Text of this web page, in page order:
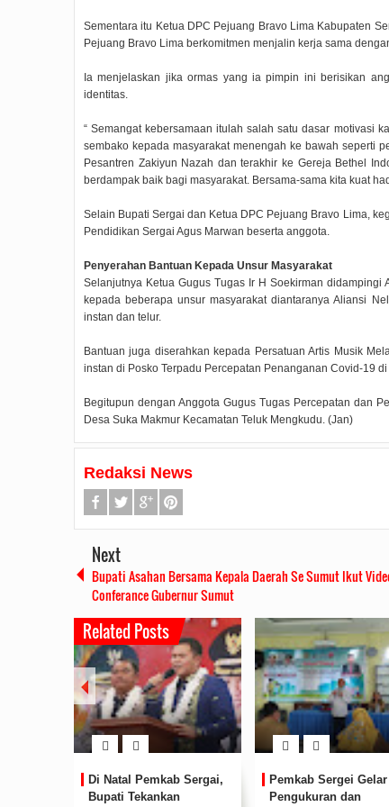
Sementara itu Ketua DPC Pejuang Bravo Lima Kabupaten
Pejuang Bravo Lima berkomitmen menjalin kerja sama
Ia menjelaskan jika ormas yang ia pimpin ini berisikan
identitas.
“ Semangat kebersamaan itulah salah satu dasar motivasi
sembako kepada masyarakat menengah ke bawah seperti
Pesantren Zakiyun Nazah dan terakhir ke Gereja Bethel
berdampak baik bagi masyarakat. Bersama-sama kita kuat
Selain Bupati Sergai dan Ketua DPC Pejuang Bravo Lima,
Pendidikan Sergai Agus Marwan beserta anggota.
Penyerahan Bantuan Kepada Unsur Masyarakat
Selanjutnya Ketua Gugus Tugas Ir H Soekirman
kepada beberapa unsur masyarakat diantaranya Aliansi
instan dan telur.
Bantuan juga diserahkan kepada Persatuan Artis Musik
instan di Posko Terpadu Percepatan Penanganan Covid-19
Begitupun dengan Anggota Gugus Tugas Percepatan dan
Desa Suka Makmur Kecamatan Teluk Mengkudu. (Jan)
Redaksi News
Next
Bupati Asahan Bersama Kepala Daerah Se Sumut Ikut
Conferance Gubernur Sumut
Related Posts
Wabup Sergei Resmikan
Ruas Jalan dan Jembatan
Bupati Darma Wijaya
bersama Wabup Adlin